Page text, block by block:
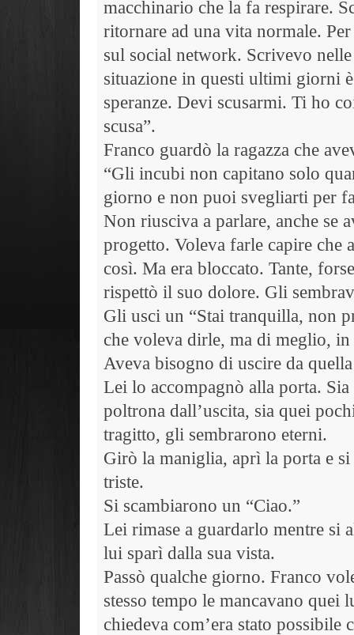
macchinario che la fa respirare.
ritornare ad una vita normale.
sul social network. Scrivevo
situazione in questi ultimi giorni
speranze. Devi scusarmi. Ti ho
scusa”.
Franco guardò la ragazza che
“Gli incubi non capitano solo
giorno e non puoi svegliarti per
Non riusciva a parlare, anche se
progetto. Voleva farle capire che
così. Ma era bloccato. Tante,
rispettò il suo dolore. Gli
Gli usci un “Stai tranquilla, non
che voleva dirle, ma di meglio,
Aveva bisogno di uscire da
Lei lo accompagnò alla porta.
poltrona dall’uscita, sia quei
tragitto, gli sembrarono eterni.
Girò la maniglia, aprì la porta e
triste.
Si scambiarono un “Ciao.”
Lei rimase a guardarlo mentre si
lui sparì dalla sua vista.
Passò qualche giorno. Franco
stesso tempo le mancavano
chiedeva com’era stato possibile